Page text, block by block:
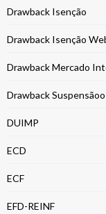
Drawback Isenção
Drawback Isenção
Drawback Mercado
Drawback Suspensãoo
DUIMP
ECD
ECF
EFD-REINF